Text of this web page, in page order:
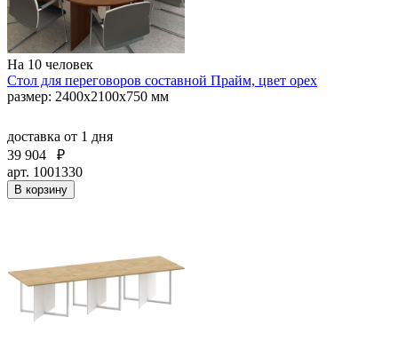
На 10 человек
Стол для переговоров составной Прайм, цвет орех
размер: 2400x2100x750 мм
доставка от 1 дня
39 904
₽
арт. 1001330
В корзину